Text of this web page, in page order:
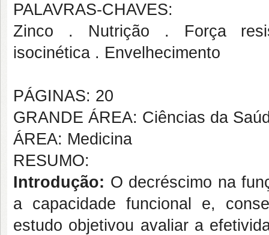
PALAVRAS-CHAVES:
Zinco . Nutrição . Força
isocinética . Envelhecimento
PÁGINAS: 20
GRANDE ÁREA: Ciências da
ÁREA: Medicina
RESUMO:
Introdução: O decréscimo na
a capacidade funcional e,
estudo objetivou avaliar a